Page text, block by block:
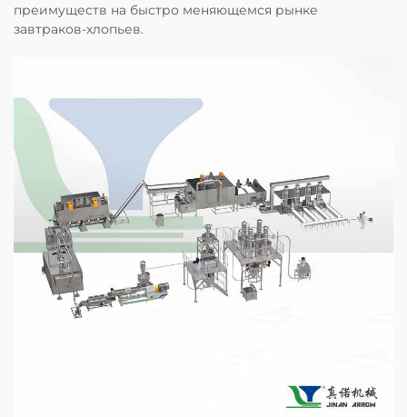
преимуществ на быстро меняющемся рынке
завтраков-хлопьев.